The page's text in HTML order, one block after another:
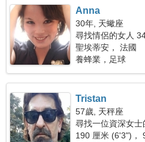
Anna
30年, 天蠍座
尋找情侶的女人
聖埃蒂安， 法國
養蜂業，足球
Tristan
57歲, 天秤座
尋找一位資深女士
190 厘米 (6'3")，